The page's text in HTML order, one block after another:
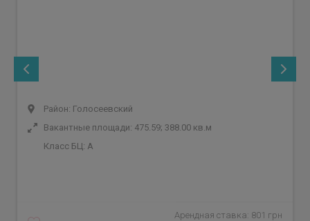
Район: Голосеевский
Вакантные площади: 475.59; 388.00 кв.м
Класс БЦ: A
Арендная ставка: 801 грн